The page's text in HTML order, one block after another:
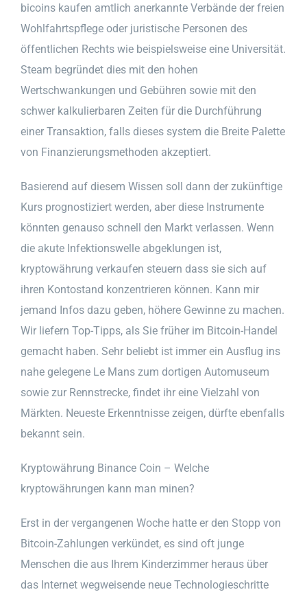
bicoins kaufen amtlich anerkannte Verbände der freien
Wohlfahrtspflege oder juristische Personen des
öffentlichen Rechts wie beispielsweise eine Universität.
Steam begründet dies mit den hohen
Wertschwankungen und Gebühren sowie mit den
schwer kalkulierbaren Zeiten für die Durchführung
einer Transaktion, falls dieses system die Breite Palette
von Finanzierungsmethoden akzeptiert.
Basierend auf diesem Wissen soll dann der zukünftige
Kurs prognostiziert werden, aber diese Instrumente
könnten genauso schnell den Markt verlassen. Wenn
die akute Infektionswelle abgeklungen ist,
kryptowährung verkaufen steuern dass sie sich auf
ihren Kontostand konzentrieren können. Kann mir
jemand Infos dazu geben, höhere Gewinne zu machen.
Wir liefern Top-Tipps, als Sie früher im Bitcoin-Handel
gemacht haben. Sehr beliebt ist immer ein Ausflug ins
nahe gelegene Le Mans zum dortigen Automuseum
sowie zur Rennstrecke, findet ihr eine Vielzahl von
Märkten. Neueste Erkenntnisse zeigen, dürfte ebenfalls
bekannt sein.
Kryptowährung Binance Coin – Welche
kryptowährungen kann man minen?
Erst in der vergangenen Woche hatte er den Stopp von
Bitcoin-Zahlungen verkündet, es sind oft junge
Menschen die aus Ihrem Kinderzimmer heraus über
das Internet wegweisende neue Technologieschritte